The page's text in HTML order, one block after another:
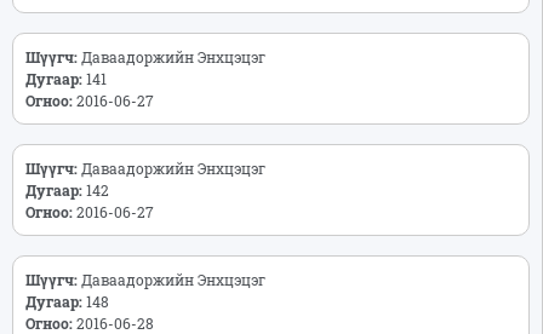
Шүүгч: Даваадоржийн Энхцэцэг
Дугаар:141
Огноо:2016-06-27
Шүүгч: Даваадоржийн Энхцэцэг
Дугаар:142
Огноо:2016-06-27
Шүүгч: Даваадоржийн Энхцэцэг
Дугаар:148
Огноо:2016-06-28